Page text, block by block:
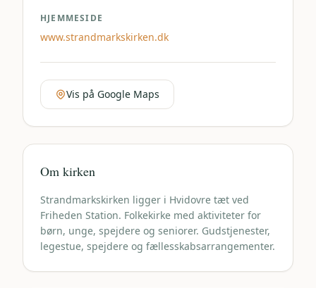
HJEMMESIDE
www.strandmarkskirken.dk
Vis på Google Maps
Om kirken
Strandmarkskirken ligger i Hvidovre tæt ved
Friheden Station. Folkekirke med aktiviteter for
børn, unge, spejdere og seniorer. Gudstjenester,
legestue, spejdere og fællesskabsarrangementer.